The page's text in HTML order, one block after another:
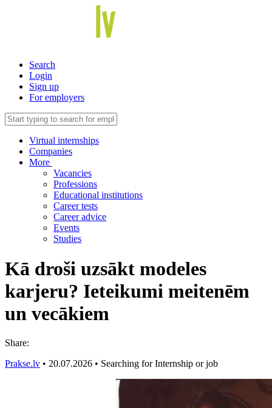
Search
Login
Sign up
For employers
Virtual internships
Companies
More
Vacancies
Professions
Educational institutions
Career tests
Career advice
Events
Studies
Kā droši uzsākt modeles
karjeru? Ieteikumi meitenēm
un vecākiem
Share:
Prakse.lv • 20.07.2026 • Searching for Internship or job